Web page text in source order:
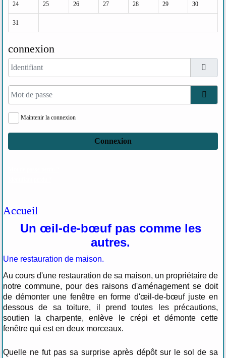
24 25 26 27 28 29 30
31
connexion
Maintenir la connexion
Connexion
Accueil
Un œil-de-bœuf pas comme les
autres.
Une restauration de maison.
Au cours d'une restauration de sa maison, un propriétaire de
notre commune, pour des raisons d'aménagement se doit
de démonter une fenêtre en forme d'œil-de-bœuf juste en
dessous de sa toiture, il prend toutes les précautions,
soutien la charpente, enlève le crépi et démonte cette
fenêtre qui est en deux morceaux.
Quelle ne fut pas sa surprise après dépôt sur le sol de sa